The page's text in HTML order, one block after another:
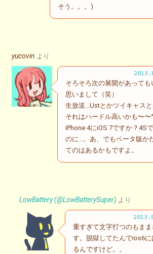
そう。。。)
yucovin より
そろそろ次の展開があっても
思いまして（笑）
生放送…Ustとかツイキャスと
それはハードル高いかも〜〜
iPhone 4にiOS 7ですか？4S
のに…。あ、でもベータ版か
てのはあるかもですよ。
LowBattery (@LowBatterySuper) より
重すぎて文字打つのもま
す。脱獄してたんでios6
るんですけど。。